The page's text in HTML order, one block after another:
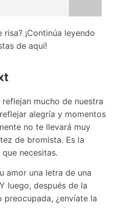
¡Continúa leyendo
de aquí!
mucho de nuestra
alegría y momentos
no te llevará muy
de bromista. Es la
necesitas.
amor una letra de una
luego, después de la
¿envíate la